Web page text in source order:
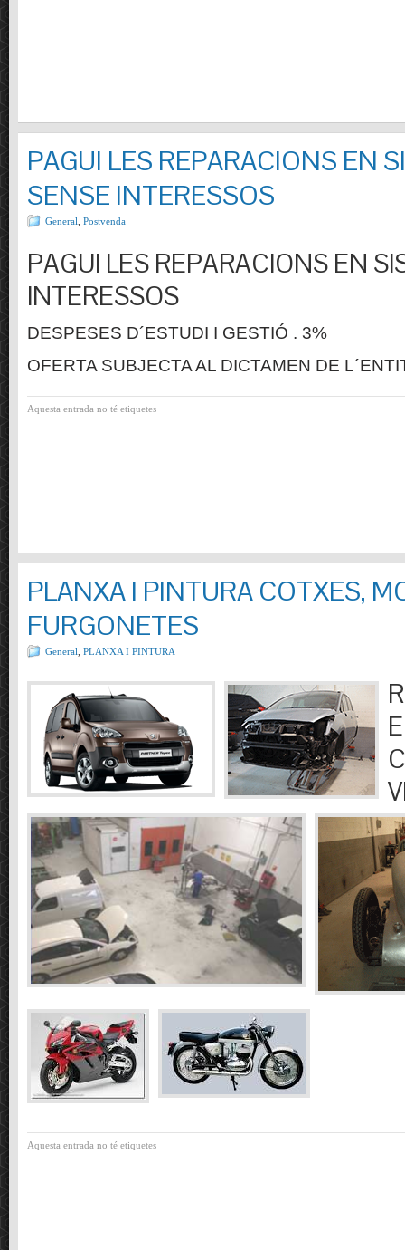
PAGUI LES REPARACIONS EN
SENSE INTERESSOS
General Postvenda
PAGUI LES REPARACIONS EN
INTERESSOS
DESPESES D´ESTUDI I GESTIÓ . 3%
OFERTA SUBJECTA AL DICTAMEN DE
Aquesta entrada no té etiquetes
PLANXA I PINTURA COTXES,
FURGONETES
General PLANXA I PINTURA
Aquesta entrada no té etiquetes